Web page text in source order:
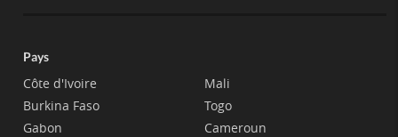
Pays
Côte d'Ivoire
Burkina Faso
Gabon
Mali
Togo
Cameroun